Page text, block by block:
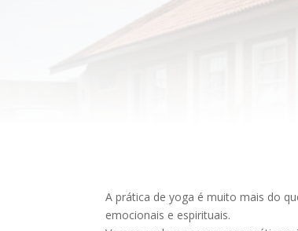
A prática de yoga é muito mais do
emocionais e espirituais.